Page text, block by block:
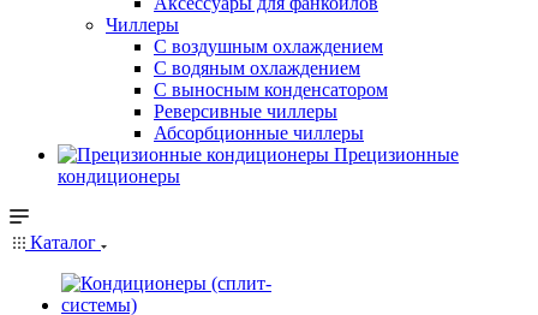
Чиллеры
С воздушным охлаждением
С водяным охлаждением
С выносным конденсатором
Реверсивные чиллеры
Абсорбционные чиллеры
Прецизионные
кондиционеры
Каталог